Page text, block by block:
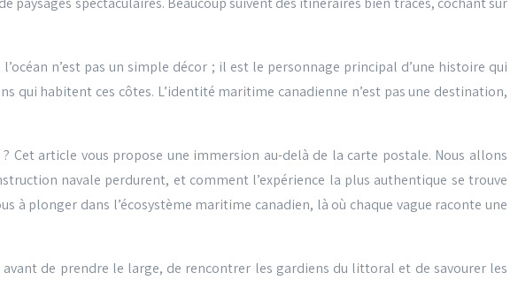
n’est pas un simple décor ; il est le personnage principal d’une histoire qui
qui habitent ces côtes. L’identité maritime canadienne n’est pas une destination,
Cet article vous propose une immersion au-delà de la carte postale. Nous allons
navale perdurent, et comment l’expérience la plus authentique se trouve
à plonger dans l’écosystème maritime canadien, là où chaque vague raconte une
de prendre le large, de rencontrer les gardiens du littoral et de savourer les